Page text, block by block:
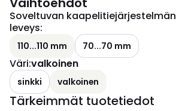
Soveltuvan kaapelitiejärjestelmän
leveys:
110...110 mm 70...70 mm
Väri:valkoinen
sinkki valkoinen
Tärkeimmät tuotetiedot